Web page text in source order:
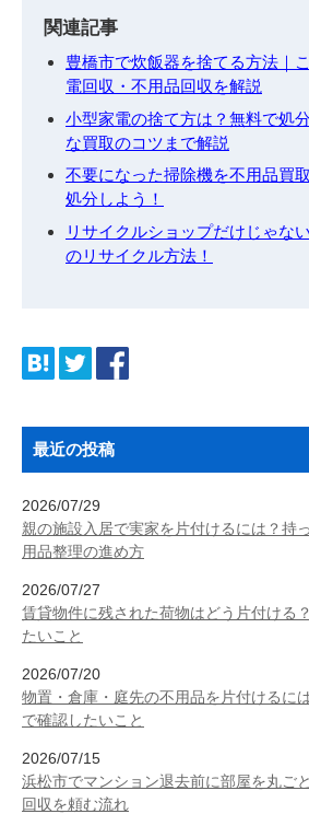
関連記事
豊橋市で炊飯器を捨てる方法｜
電回収・不用品回収を解説
小型家電の捨て方は？無料で処
な買取のコツまで解説
不要になった掃除機を不用品買
処分しよう！
リサイクルショップだけじゃな
のリサイクル方法！
最近の投稿
2026/07/29
親の施設入居で実家を片付けるには？持
用品整理の進め方
2026/07/27
賃貸物件に残された荷物はどう片付ける
たいこと
2026/07/20
物置・倉庫・庭先の不用品を片付けるに
で確認したいこと
2026/07/15
浜松市でマンション退去前に部屋を丸ご
回収を頼む流れ